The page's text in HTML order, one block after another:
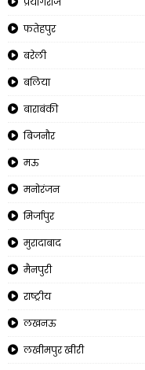
फतेहपुर
बरेली
बलिया
बाराबंकी
बिजनौर
मऊ
मनोरंजन
मिर्जापुर
मुरादाबाद
मैनपुरी
राष्ट्रीय
लखनऊ
लखीमपुर खीरी